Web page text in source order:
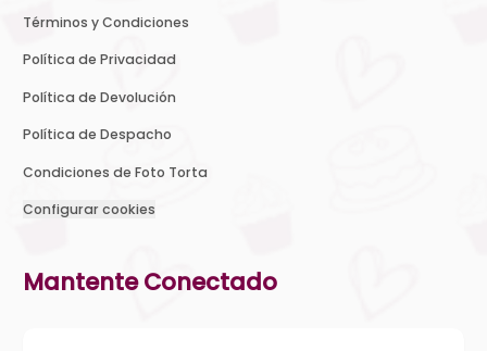
Términos y Condiciones
Política de Privacidad
Política de Devolución
Política de Despacho
Condiciones de Foto Torta
Configurar cookies
Mantente Conectado